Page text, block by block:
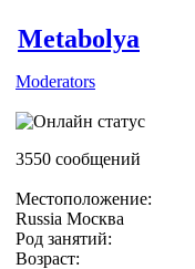
Metabolya
Moderators
3550 сообщений
Местоположение:
Russia Москва
Род занятий:
Возраст: